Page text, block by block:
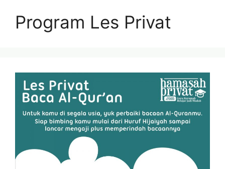
Program Les Privat